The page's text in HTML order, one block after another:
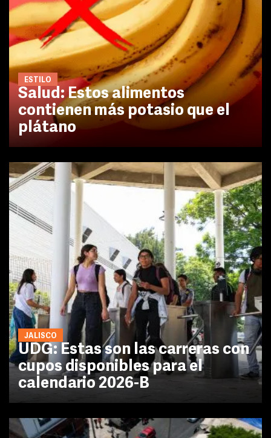
ESTILO
Salud: Estos alimentos
contienen más potasio que el
plátano
JALISCO
UDG: Estas son las carreras con
cupos disponibles para el
calendario 2026-B